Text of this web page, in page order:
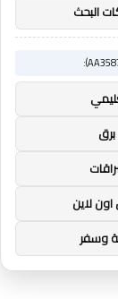
البحث
لاين
وسفر